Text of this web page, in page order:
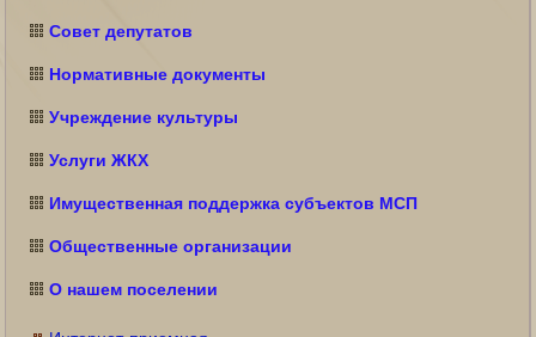
Совет депутатов
Нормативные документы
Учреждение культуры
Услуги ЖКХ
Имущественная поддержка субъектов МСП
Общественные организации
О нашем поселении